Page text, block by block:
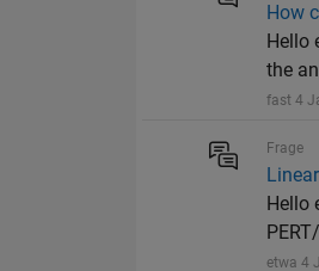
How
Hello
the
fast 4
Frage
Hello
etwa 4